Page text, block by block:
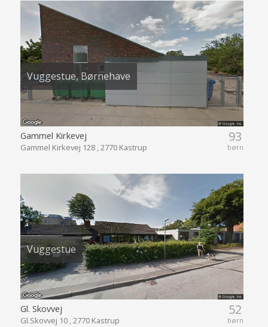
Vuggestue, Børnehave
93
børn
Gammel Kirkevej
Gammel Kirkevej 128 , 2770 Kastrup
Vuggestue
52
børn
Gl. Skovvej
Gl.Skovvej 10 , 2770 Kastrup